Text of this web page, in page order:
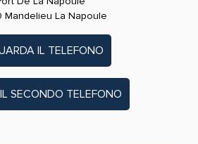
Mandelieu La Napoule
IL TELEFONO
SECONDO TELEFONO